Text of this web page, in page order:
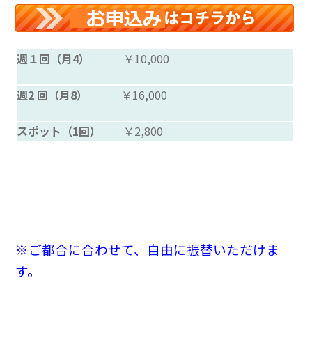
週１回（月4） ￥10,000
週2 回（月8） ￥16,000
スポット（1回） ￥2,800
※ご都合に合わせて、自由に振替いただけま
す。